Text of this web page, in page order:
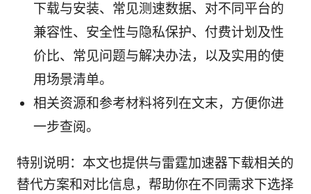
下载与安装、常见测速数据、对不同平台的
兼容性、安全性与隐私保护、付费计划及性
价比、常见问题与解决办法，以及实用的使
用场景清单。
相关资源和参考材料将列在文末，方便你进
一步查阅。
特别说明：本文也提供与雷霆加速器下载相关的
替代方案和对比信息，帮助你在不同需求下选择